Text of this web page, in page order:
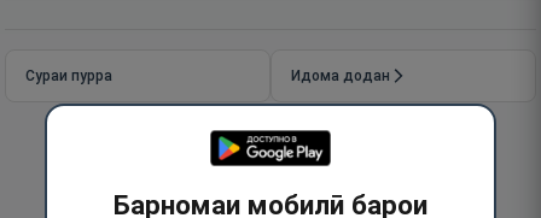
Сураи пурра Идома додан
Барномаи мобилӣ барои